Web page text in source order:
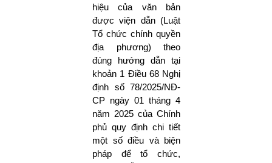
hiệu của văn bản
được viện dẫn (Luật
Tổ chức chính quyền
địa phương) theo
đúng hướng dẫn tại
khoản 1 Điều 68 Nghị
định số 78/2025/NĐ-
CP ngày 01 tháng 4
năm 2025 của Chính
phủ quy định chi tiết
một số điều và biện
pháp để tổ chức,